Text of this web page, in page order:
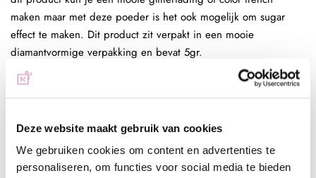
Deze website maakt gebruik van cookies
We gebruiken cookies om content en advertenties te
personaliseren, om functies voor social media te bieden
maken maar met deze poeder is het ook mogelijk om sugar
effect te maken. Dit product zit verpakt in een mooie
diamantvormige verpakking en bevat 5gr.
Werkwijze sjabloon:
verwijderen
- Dehydrateer de natuurlijke nagel door schoon te maken met
de magic prep